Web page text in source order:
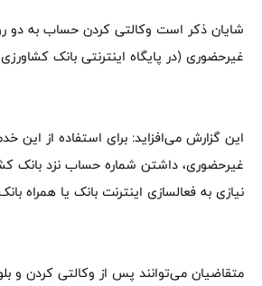
شایان ذکر است وکالتی کردن حساب به دو
غیرحضوری (در پایگاه اینترنتی بانک
این گزارش می‌افزاید: برای استفاده از این
غیرحضوری، داشتن شماره حساب نزد بانک
نیازی به فعالسازی اینترنت بانک یا همراه
متقاضیان می‌توانند پس از وکالتی کردن و